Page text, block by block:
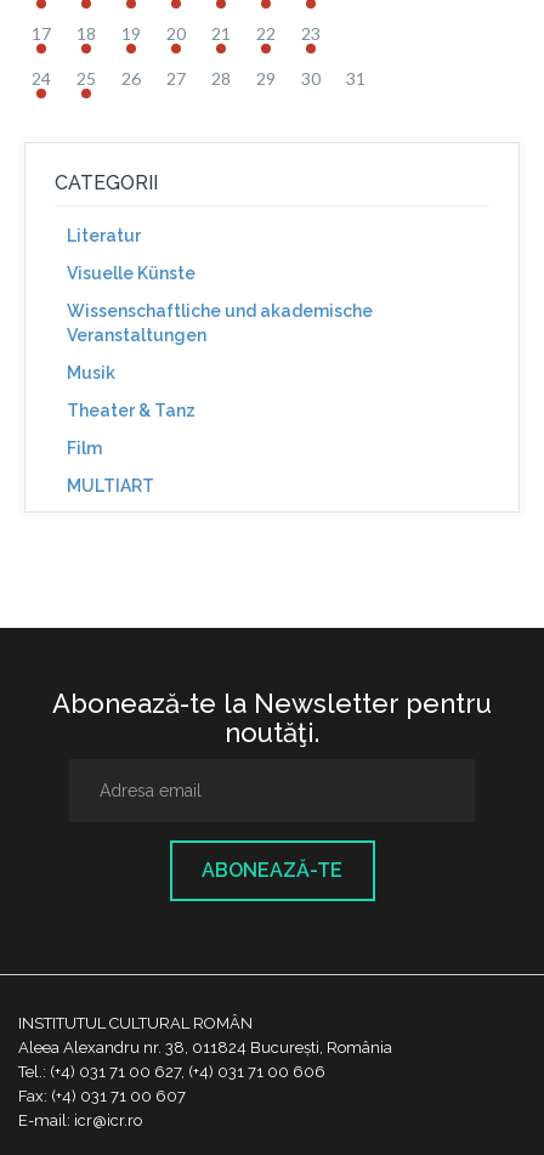
17 18 19 20 21 22 23
24 25 26 27 28 29 30 31
CATEGORII
Literatur
Visuelle Künste
Wissenschaftliche und akademische
Veranstaltungen
Musik
Theater & Tanz
Film
MULTIART
Abonează-te la Newsletter pentru
noutăţi.
ABONEAZĂ-TE
INSTITUTUL CULTURAL ROMÂN
Aleea Alexandru nr. 38, 011824 București, România
Tel.: (+4) 031 71 00 627, (+4) 031 71 00 606
Fax: (+4) 031 71 00 607
E-mail: icr@icr.ro